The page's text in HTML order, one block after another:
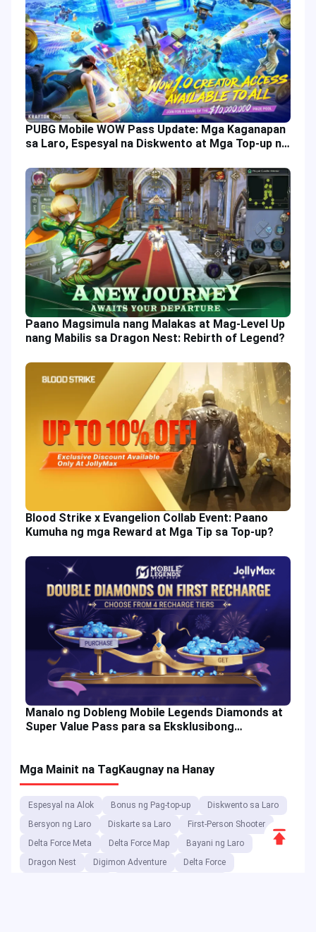
PUBG Mobile WOW Pass Update: Mga Kaganapan
sa Laro, Espesyal na Diskwento at Mga Top-up na
Paano Magsimula nang Malakas at Mag-Level Up
nang Mabilis sa Dragon Nest: Rebirth of Legend?
Blood Strike x Evangelion Collab Event: Paano
Kumuha ng mga Reward at Mga Tip sa Top-up?
Manalo ng Dobleng Mobile Legends Diamonds at
Super Value Pass para sa Eksklusibong
Mga Mainit na Tag Kaugnay na Hanay
Espesyal na Alok Bonus ng Pag-top-up
Diskwento sa Laro
Bersyon ng Laro
Diskarte sa Laro
First-Person Shooter
Delta Force Meta
Delta Force Map
Bayani ng Laro
Dragon Nest
Digimon Adventure
Delta Force
Scroll